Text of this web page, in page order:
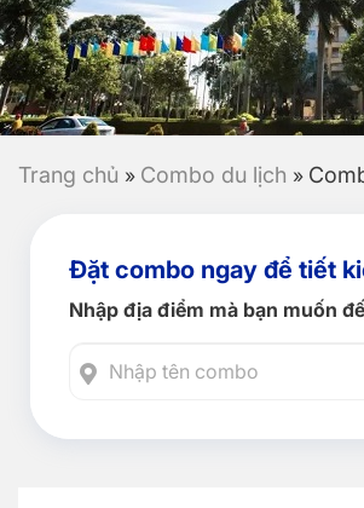
Trang chủ » Combo du lịch »
Đặt combo ngay để tiết
Nhập địa điểm mà bạn muốn